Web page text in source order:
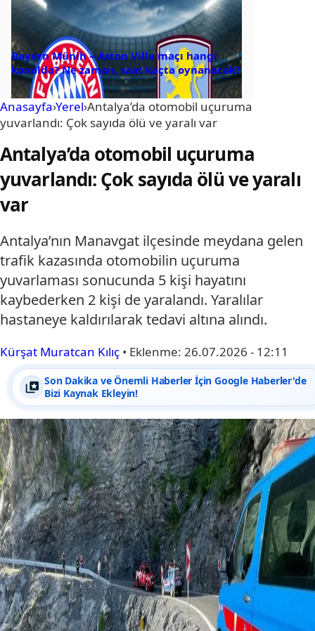
Bayern Münih – Aston Villa maçı hangi
kanalda? Ne zaman, saat kaçta oynanacak?
Anasayfa›Yerel›Antalya’da otomobil uçuruma
yuvarlandı: Çok sayıda ölü ve yaralı var
Antalya’da otomobil uçuruma
yuvarlandı: Çok sayıda ölü ve yaralı
var
Antalya’nın Manavgat ilçesinde meydana gelen
trafik kazasında otomobilin uçuruma
yuvarlaması sonucunda 5 kişi hayatını
kaybederken 2 kişi de yaralandı. Yaralılar
hastaneye kaldırılarak tedavi altına alındı.
Kürşat Muratcan Kılıç • Eklenme: 26.07.2026 - 12:11
Son Dakika ve Önemli Haberler İçin Google Haberler'de
Bizi Kaynak Ekleyin!